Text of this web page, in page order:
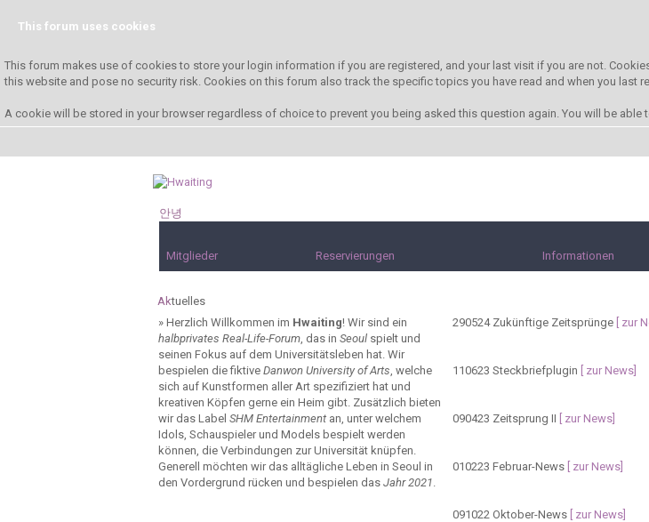
This forum uses cookies
This forum makes use of cookies to store your login information if you are registered, and your last visit if you are not.
this website and pose no security risk. Cookies on this forum also track the specific topics you have read and when you last
A cookie will be stored in your browser regardless of choice to prevent you being asked this question again. You will be
안녕
Mitglieder
Reservierungen Informationen
Aktuelles
» Herzlich Willkommen im Hwaiting! Wir sind ein
halbprivates Real-Life-Forum, das in Seoul spielt und
seinen Fokus auf dem Universitätsleben hat. Wir
bespielen die fiktive Danwon University of Arts, welche
sich auf Kunstformen aller Art spezifiziert hat und
kreativen Köpfen gerne ein Heim gibt. Zusätzlich bieten
wir das Label SHM Entertainment an, unter welchem
Idols, Schauspieler und Models bespielt werden
können, die Verbindungen zur Universität knüpfen.
Generell möchten wir das alltägliche Leben in Seoul in
den Vordergrund rücken und bespielen das Jahr 2021.
290524Zukünftige Zeitsprünge [ zur
110623 Steckbriefplugin [ zur News]
090423 Zeitsprung II [ zur News]
010223 Februar-News [ zur News]
091022 Oktober-News [ zur News]